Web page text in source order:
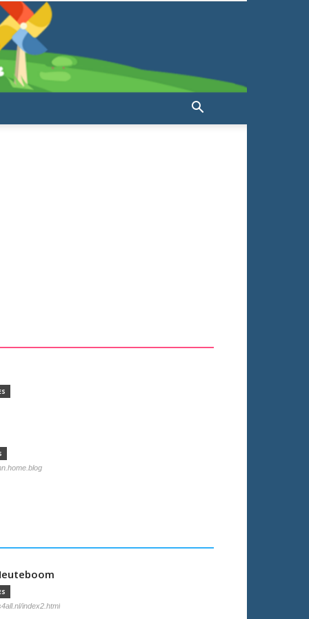
index2.html